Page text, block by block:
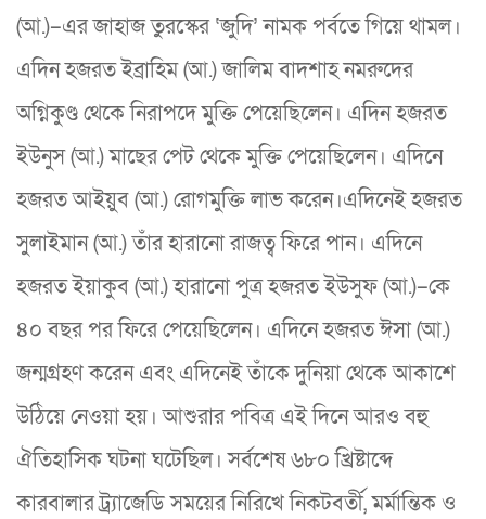
(আ.)–এর জাহাজ তুরস্কের ‘জুদি’ নামক পর্বতে গিয়ে থামল।
এদিন হজরত ইব্রাহিম (আ.) জালিম বাদশাহ নমরুদের
অগ্নিকুণ্ড থেকে নিরাপদে মুক্তি পেয়েছিলেন। এদিন হজরত
ইউনুস (আ.) মাছের পেট থেকে মুক্তি পেয়েছিলেন। এদিনে
হজরত আইয়ুব (আ.) রোগমুক্তি লাভ করেন।এদিনেই হজরত
সুলাইমান (আ.) তাঁর হারানো রাজত্ব ফিরে পান। এদিনে
হজরত ইয়াকুব (আ.) হারানো পুত্র হজরত ইউসুফ (আ.)–কে
৪০ বছর পর ফিরে পেয়েছিলেন। এদিনে হজরত ঈসা (আ.)
জন্মগ্রহণ করেন এবং এদিনেই তাঁকে দুনিয়া থেকে আকাশে
উঠিয়ে নেওয়া হয়। আশুরার পবিত্র এই দিনে আরও বহু
ঐতিহাসিক ঘটনা ঘটেছিল। সর্বশেষ ৬৮০ খ্রিষ্টাব্দে
কারবালার ট্র্যাজেডি সময়ের নিরিখে নিকটবর্তী, মর্মান্তিক ও